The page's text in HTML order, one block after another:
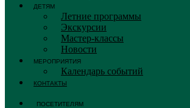
ДЕТЯМ
Летние программы
Экскурсии
Мастер-классы
Новости
МЕРОПРИЯТИЯ
Календарь событий
КОНТАКТЫ
ПОСЕТИТЕЛЯМ